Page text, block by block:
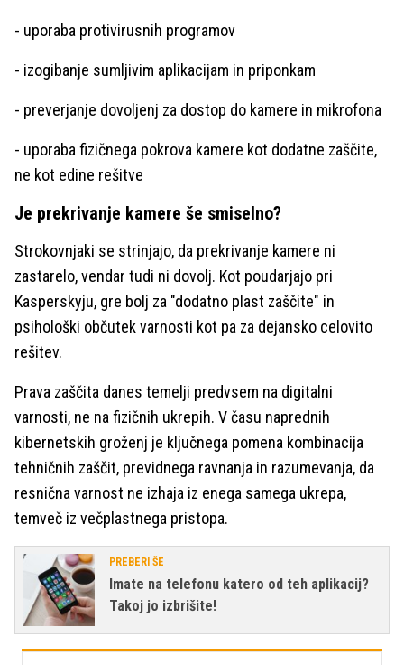
- uporaba protivirusnih programov
- izogibanje sumljivim aplikacijam in priponkam
- preverjanje dovoljenj za dostop do kamere in mikrofona
- uporaba fizičnega pokrova kamere kot dodatne zaščite,
ne kot edine rešitve
Je prekrivanje kamere še smiselno?
Strokovnjaki se strinjajo, da prekrivanje kamere ni
zastarelo, vendar tudi ni dovolj. Kot poudarjajo pri
Kasperskyju, gre bolj za "dodatno plast zaščite" in
psihološki občutek varnosti kot pa za dejansko celovito
rešitev.
Prava zaščita danes temelji predvsem na digitalni
varnosti, ne na fizičnih ukrepih. V času naprednih
kibernetskih groženj je ključnega pomena kombinacija
tehničnih zaščit, previdnega ravnanja in razumevanja, da
resnična varnost ne izhaja iz enega samega ukrepa,
temveč iz večplastnega pristopa.
PREBERI ŠE
Imate na telefonu katero od teh aplikacij?
Takoj jo izbrišite!